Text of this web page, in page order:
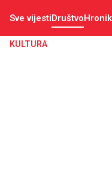
Sve vijestiDruštvo
KULTURA